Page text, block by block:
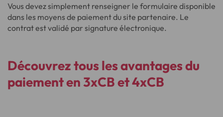
Vous devez simplement renseigner le formulaire disponible
dans les moyens de paiement du site partenaire. Le
contrat est validé par signature électronique.
Découvrez tous lesavantages du
paiement en 3xCB et 4xCB